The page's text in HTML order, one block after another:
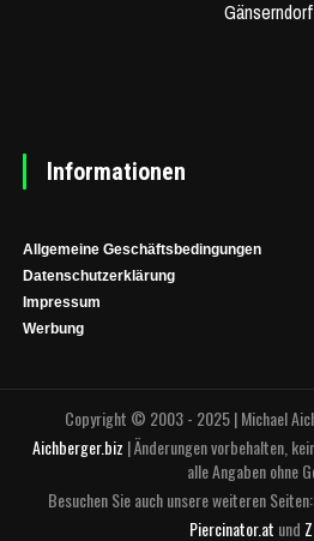
Informationen
Allgemeine Geschäftsbedingungen
Datenschutzerklärung
Impressum
Werbung
Copyright © 2003 - 2025 | Michael
Aichberger.biz | Änderungen vorbehalten,
alle Angaben ohne
Besuchen Sie auch unsere weiteren Seiten:
Piercinator.at und